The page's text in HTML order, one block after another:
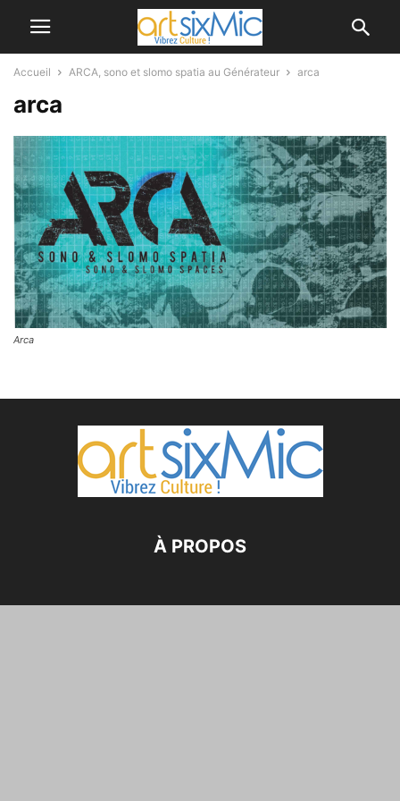
Accueil ARCA, sono et slomo spatia au Générateur arca
arca
Arca
À PROPOS